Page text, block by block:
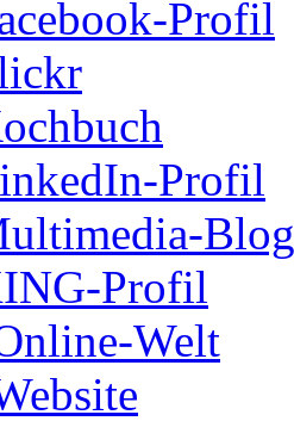
Profil
Profil
Blog
Profil
Welt